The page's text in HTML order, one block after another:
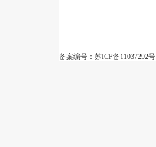
备案编号：苏ICP备11037292号